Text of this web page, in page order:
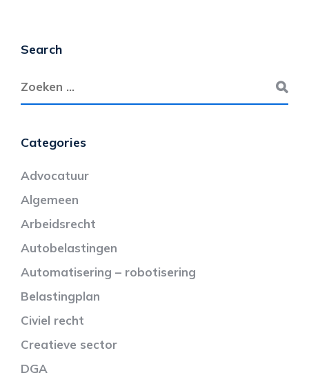
Search
Categories
Advocatuur
Algemeen
Arbeidsrecht
Autobelastingen
Automatisering – robotisering
Belastingplan
Civiel recht
Creatieve sector
DGA